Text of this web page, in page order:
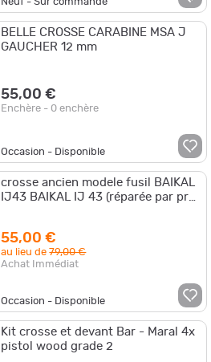
Neuf - Sur commande
BELLE CROSSE CARABINE MSA J
GAUCHER 12 mm
55,00 €
Enchère - 0 enchère
Occasion - Disponible
crosse ancien modele fusil BAIKAL
IJ43 BAIKAL IJ 43 (réparée par pro)
55,00 €
au lieu de79,00 €
Achat Immédiat
Occasion - Disponible
Kit crosse et devant Bar - Maral 4x
pistol wood grade 2